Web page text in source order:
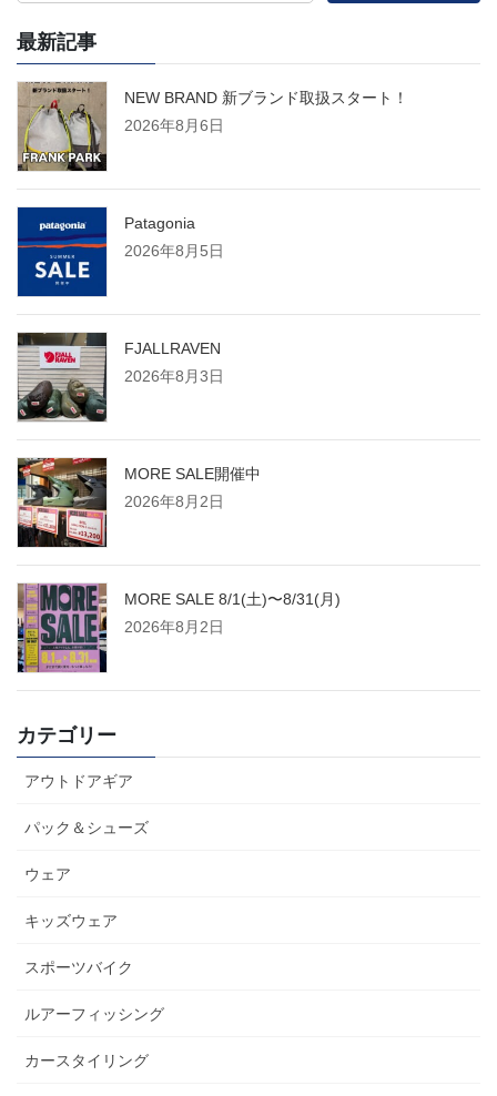
最新記事
NEW BRAND 新ブランド取扱スタート！
2026年8月6日
Patagonia
2026年8月5日
FJALLRAVEN
2026年8月3日
MORE SALE開催中
2026年8月2日
MORE SALE 8/1(土)〜8/31(月)
2026年8月2日
カテゴリー
アウトドアギア
パック＆シューズ
ウェア
キッズウェア
スポーツバイク
ルアーフィッシング
カースタイリング